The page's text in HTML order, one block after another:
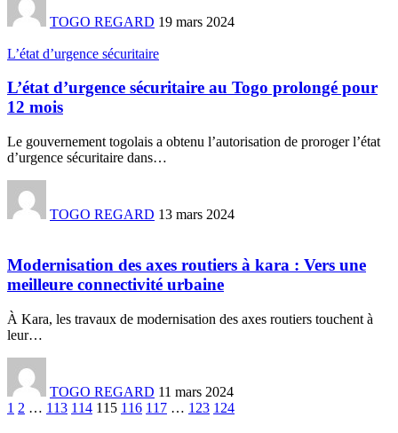
TOGO REGARD 19 mars 2024
L’état d’urgence sécuritaire
L’état d’urgence sécuritaire au Togo prolongé pour
12 mois
Le gouvernement togolais a obtenu l’autorisation de proroger l’état
d’urgence sécuritaire dans…
TOGO REGARD 13 mars 2024
Modernisation des axes routiers à kara : Vers une
meilleure connectivité urbaine
À Kara, les travaux de modernisation des axes routiers touchent à
leur…
TOGO REGARD 11 mars 2024
1 2 … 113 114 115 116 117 … 123 124